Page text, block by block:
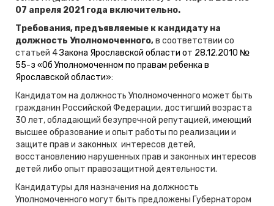
07 апреля 2021 года включительно.
Требования, предъявляемые к кандидату на
должность Уполномоченного,в соответствии со
статьей 4Закона Ярославской области от 28.12.2010 №
55-з «Об Уполномоченном по правам ребенка в
Ярославской области»:
Кандидатом на должность Уполномоченного может быть
гражданин Российской Федерации, достигший возраста
30 лет, обладающий безупречной репутацией, имеющий
высшее образование и опыт работы по реализации и
защите прав и законных интересов детей,
восстановлению нарушенных прав и законных интересов
детей либо опыт правозащитной деятельности.
Кандидатуры для назначения на должность
Уполномоченного могут быть предложены Губернатором